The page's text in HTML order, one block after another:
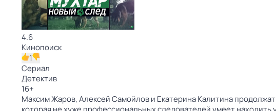
4.6
Кинопоиск
1
Сериал
Детектив
16+
Максим Жаров, Алексей Самойлов и Екатерина Калитина